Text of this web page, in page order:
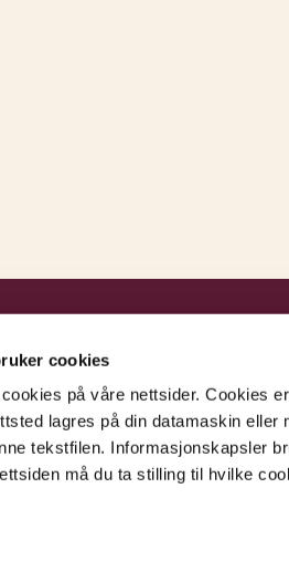
cookies
på våre nettsider. Cookies
lagres på din datamaskin
tekstfilen. Informasjonskapsler
må du ta stilling til hvilke
Boks